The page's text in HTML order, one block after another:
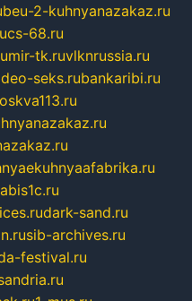
2-kuhnyanazakaz.ru
cs-68.ru
mir-tk.ruvlknrussia.ru
seks.rubankaribi.ru
dark-sand.ru
sib-archives.ru
festival.ru